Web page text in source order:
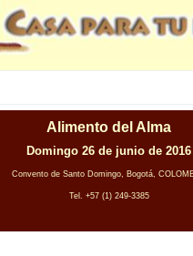
Alimento del Alma
Domingo 26 de junio de 2016
Convento de Santo Domingo, Bogotá,
Tel. +57 (1) 249-3385